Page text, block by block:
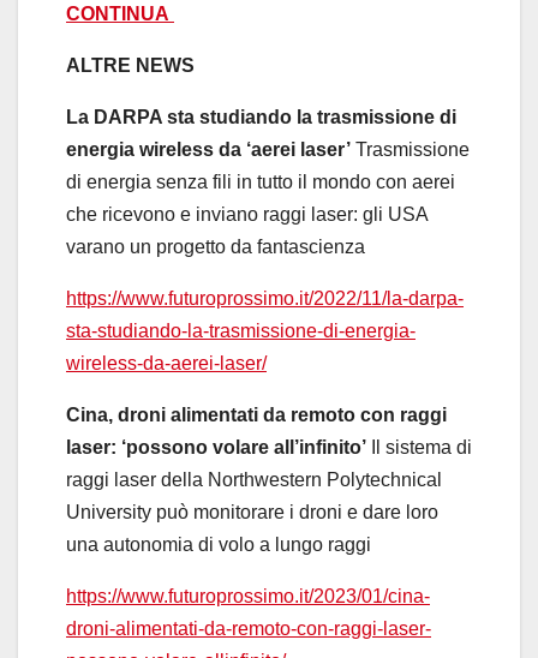
CONTINUA
ALTRE NEWS
La DARPA sta studiando la trasmissione di
energia wireless da ‘aerei laser’ Trasmissione
di energia senza fili in tutto il mondo con aerei
che ricevono e inviano raggi laser: gli USA
varano un progetto da fantascienza
https://www.futuroprossimo.it/2022/11/la-darpa-
sta-studiando-la-trasmissione-di-energia-
wireless-da-aerei-laser/
Cina, droni alimentati da remoto con raggi
laser: ‘possono volare all’infinito’
Il sistema di
raggi laser della Northwestern Polytechnical
University può monitorare i droni e dare loro
una autonomia di volo a lungo raggi
https://www.futuroprossimo.it/2023/01/cina-
droni-alimentati-da-remoto-con-raggi-laser-